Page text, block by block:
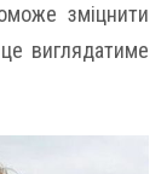
зміцнити
виглядатиме